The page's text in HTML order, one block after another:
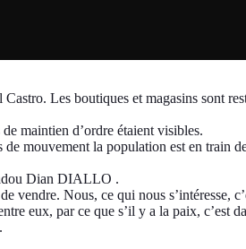
Les boutiques et magasins sont
maintien d’ordre étaient visibles.
mouvement la population est en train
Dian DIALLO .
vendre. Nous, ce qui nous s’intéresse,
eux, par ce que s’il y a la paix, c’est